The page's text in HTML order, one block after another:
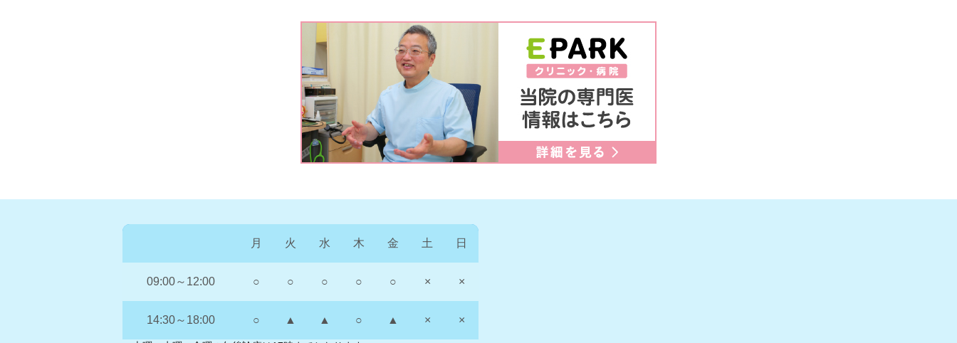
月 火 水 木 金 土 日
09:00～12:00 ○ ○ ○ ○ ○ × ×
14:30～18:00 ○ ▲ ▲ ○ ▲ × ×